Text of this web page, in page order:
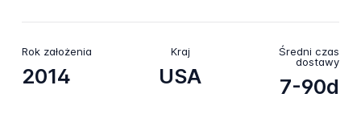
Rok założenia
2014
Kraj
USA
Średni czas
dostawy
7-90d